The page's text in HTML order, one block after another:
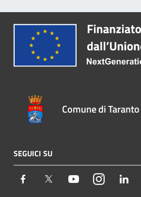
Comune di Taranto
SEGUICI SU
Facebook Twitter YoutubeInstagram